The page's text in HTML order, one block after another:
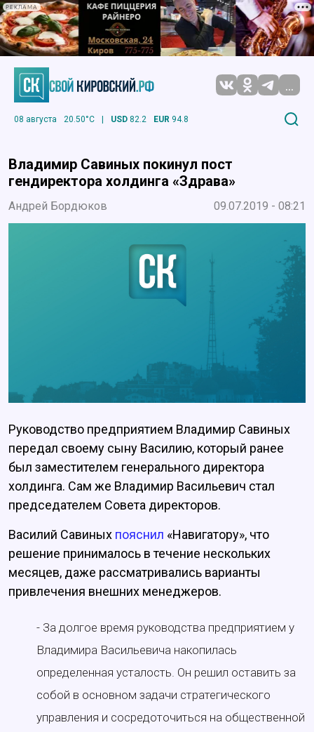
РЕКЛАМА
...
08 августа 20.50°C | USD 82.2 EUR 94.8
Владимир Савиных покинул пост
гендиректора холдинга «Здрава»
Андрей Бордюков 09.07.2019 - 08:21
Руководство предприятием Владимир Савиных
передал своему сыну Василию, который ранее
был заместителем генерального директора
холдинга. Сам же Владимир Васильевич стал
председателем Совета директоров.
Василий Савиных пояснил «Навигатору», что
решение принималось в течение нескольких
месяцев, даже рассматривались варианты
привлечения внешних менеджеров.
- За долгое время руководства предприятием у
Владимира Васильевича накопилась
определенная усталость. Он решил оставить за
собой в основном задачи стратегического
управления и сосредоточиться на общественной